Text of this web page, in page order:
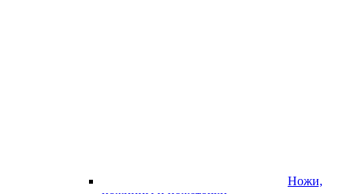
Ножи,